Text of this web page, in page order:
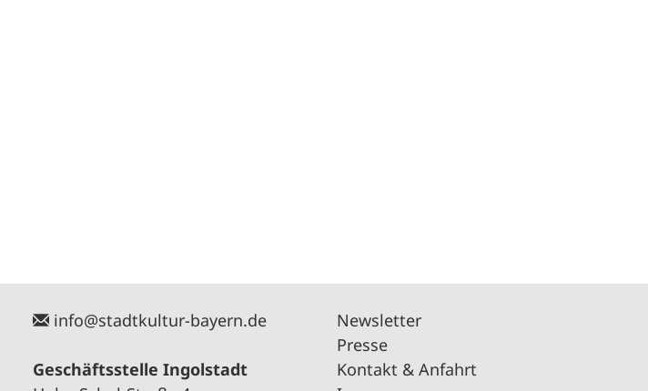
info@stadtkultur-bayern.de
Geschäftsstelle Ingolstadt
Newsletter
Presse
Kontakt & Anfahrt